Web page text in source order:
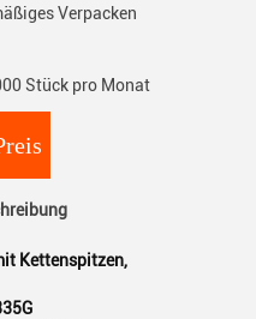
Verpacken
Stück pro Monat
Kettenspitzen,